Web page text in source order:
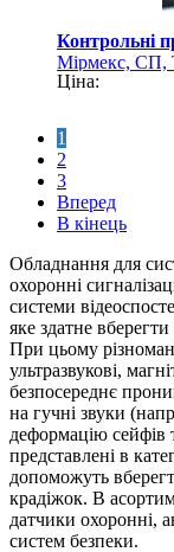
Контрольні
Мірмекс,
Ціна:
1
2
3
Вперед
В кінець
Обладнання для
охоронні
системи
яке здатне
При цьому
ультразвукові,
безпосереднє
на гучні звуки
деформацію сейфів
представлені в
допоможуть
крадіжок. В
датчики охоронні,
систем безпеки.